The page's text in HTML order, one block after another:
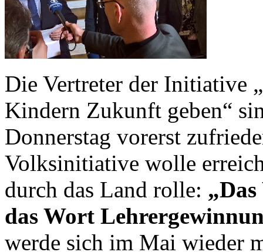
Die Vertreter der Initiative
Kindern Zukunft geben“
Donnerstag vorerst
Volksinitiative wolle
durch das Land rolle:
das Wort
werde sich im Mai wieder